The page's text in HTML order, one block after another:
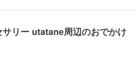
リー utatane周辺のおでかけ